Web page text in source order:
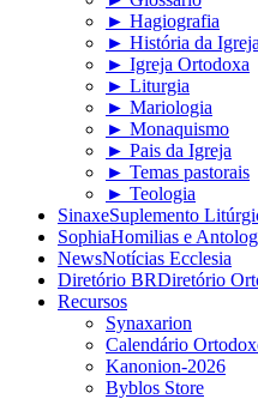
► Hagiografia
► História da Igreja
► Igreja Ortodoxa
► Liturgia
► Mariologia
► Monaquismo
► Pais da Igreja
► Temas pastorais
► Teologia
SinaxeSuplemento
SophiaHomilias e
NewsNotícias Ecclesia
Diretório BRDiretório
Recursos
Synaxarion
Calendário
Kanonion-2026
Byblos Store